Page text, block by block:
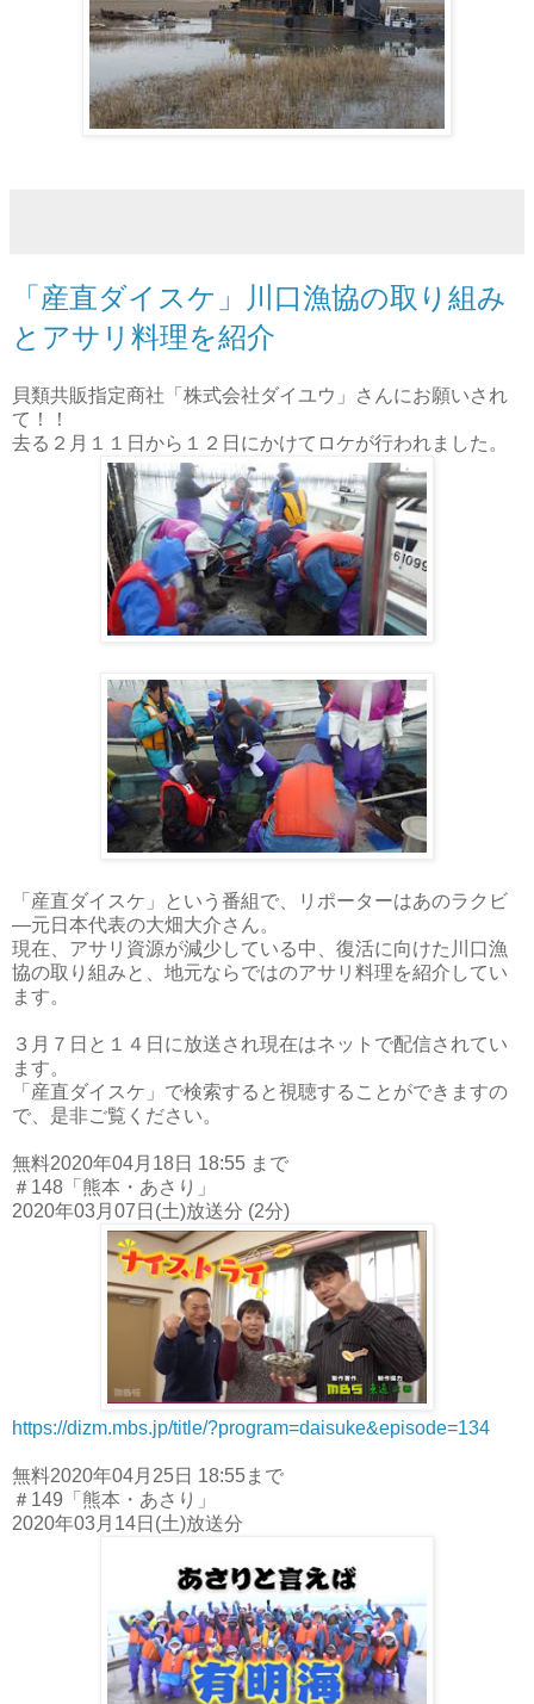
「産直ダイスケ」川口漁協の取り組み
とアサリ料理を紹介
貝類共販指定商社「株式会社ダイユウ」さんにお願いされ
て！！
去る２月１１日から１２日にかけてロケが行われました。
「産直ダイスケ」という番組で、リポーターはあのラクビ
―元日本代表の大畑大介さん。
現在、アサリ資源が減少している中、復活に向けた川口漁
協の取り組みと、地元ならではのアサリ料理を紹介してい
ます。
３月７日と１４日に放送され現在はネットで配信されてい
ます。
「産直ダイスケ」で検索すると視聴することができますの
で、是非ご覧ください。
無料2020年04月18日 18:55 まで
＃148「熊本・あさり」
2020年03月07日(土)放送分 (2分)
https://dizm.mbs.jp/title/?program=daisuke&episode=134
無料2020年04月25日 18:55まで
＃149「熊本・あさり」
2020年03月14日(土)放送分